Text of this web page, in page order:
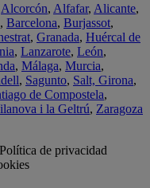
Alcorcón, Alfafar, Alicante,
, Barcelona, Burjassot,
, Granada, Huércal de
, Lanzarote, León,
, Málaga, Murcia,
, Sagunto, Salt, Girona,
de Compostela,
i la Geltrú, Zaragoza
Política de privacidad